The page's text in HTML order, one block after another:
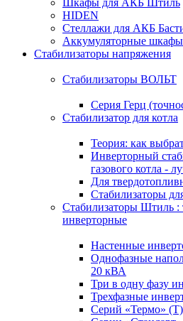
Шкафы для АКБ Штиль
HIDEN
Стеллажи для АКБ
Аккумуляторные шкафы
Стабилизаторы напряжения
Стабилизаторы ВОЛЬТ
Серия Герц
Стабилизатор для котла
Теория: как
Инверторный
газового котла -
Для
Стабилизаторы
Стабилизаторы Штиль :
инверторные
Настенные
Однофазные
20 кВА
Три в одну фазу
Трехфазные
Серий «Термо»